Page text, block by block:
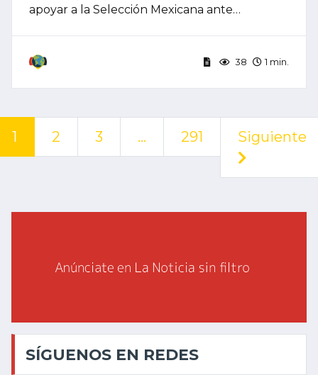
apoyar a la Selección Mexicana ante…
38 1 min.
1 2 3 … 291 Siguiente
SÍGUENOS EN REDES